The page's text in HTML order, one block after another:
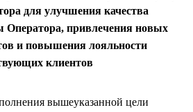
для улучшения качества
Оператора, привлечения новых
и повышения лояльности
клиентов
вышеуказанной цели